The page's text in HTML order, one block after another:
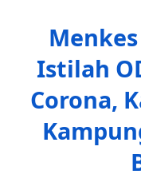
Istilah
Corona,